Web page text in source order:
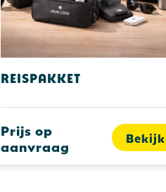
Reispakket
Prijs op
aanvraag
Bekijk